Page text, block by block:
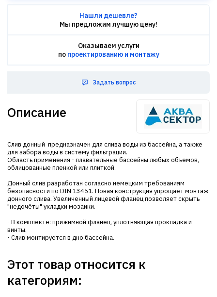
Нашли дешевле?
Мы предложим лучшую цену!
Оказываем услуги
по проектированию и монтажу
Задать вопрос
Описание
Слив донный предназначен для слива воды из бассейна, а также
для забора воды в систему фильтрации.
Область применения - плавательные бассейны любых объемов,
облицованные пленкой или плиткой.
Донный слив разработан согласно немецким требованиям
безопасности по DIN 13451. Новая конструкция упрощает монтаж
донного слива. Увеличенный лицевой фланец позволяет скрыть
"недочёты" укладки мозаики.
- В комплекте: прижимной фланец, уплотняющая прокладка и
винты.
- Слив монтируется в дно бассейна.
Этот товар относится к
категориям: